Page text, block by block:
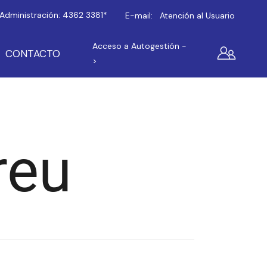
Administración: 4362 3381* E-mail: Atención al Usuario
CONTACTO
Acceso a Autogestión -
>